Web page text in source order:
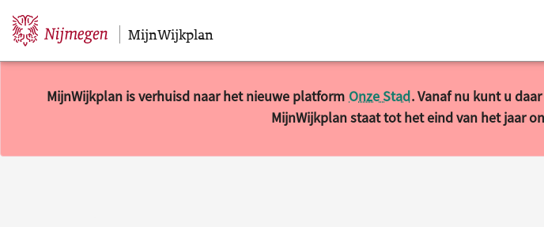
Sla navigatie over MijnWijkplan
MijnWijkplan is verhuisd naar het nieuwe platform Onze Stad. Vanaf nu kunt u
MijnWijkplan staat tot het eind van het jaar